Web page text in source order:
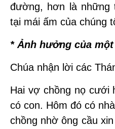
đường, hơn là những
tại mái ấm của chúng
* Ảnh hưởng của
Chúa nhận lời các
Hai vợ chồng nọ cưới
có con. Hôm đó có
chồng nhờ ông cầu